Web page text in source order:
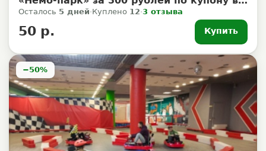
ТЦ Мирамикс
Осталось 5 дней·Куплено 12·3 отзыва
50 р. Купить
−50%